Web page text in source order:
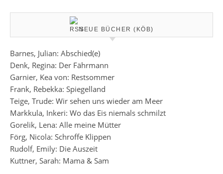
NEUE BÜCHER (KÖB)
Barnes, Julian: Abschied(e)
Denk, Regina: Der Fährmann
Garnier, Kea von: Restsommer
Frank, Rebekka: Spiegelland
Teige, Trude: Wir sehen uns wieder am Meer
Markkula, Inkeri: Wo das Eis niemals schmilzt
Gorelik, Lena: Alle meine Mütter
Förg, Nicola: Schroffe Klippen
Rudolf, Emily: Die Auszeit
Kuttner, Sarah: Mama & Sam